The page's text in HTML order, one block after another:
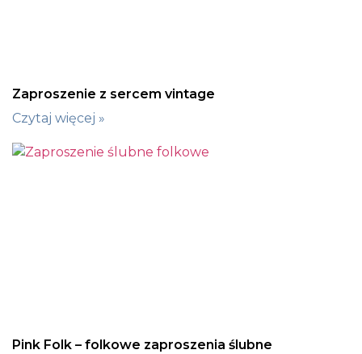
Zaproszenie z sercem vintage
Czytaj więcej »
Pink Folk – folkowe zaproszenia ślubne